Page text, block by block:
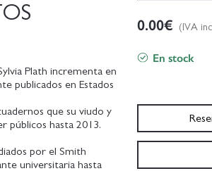
Plath incrementa en
publicados en Estados
que su viudo y
públicos hasta 2013.
por el Smith
universitaria hasta
0.00€ (IVA
En stock